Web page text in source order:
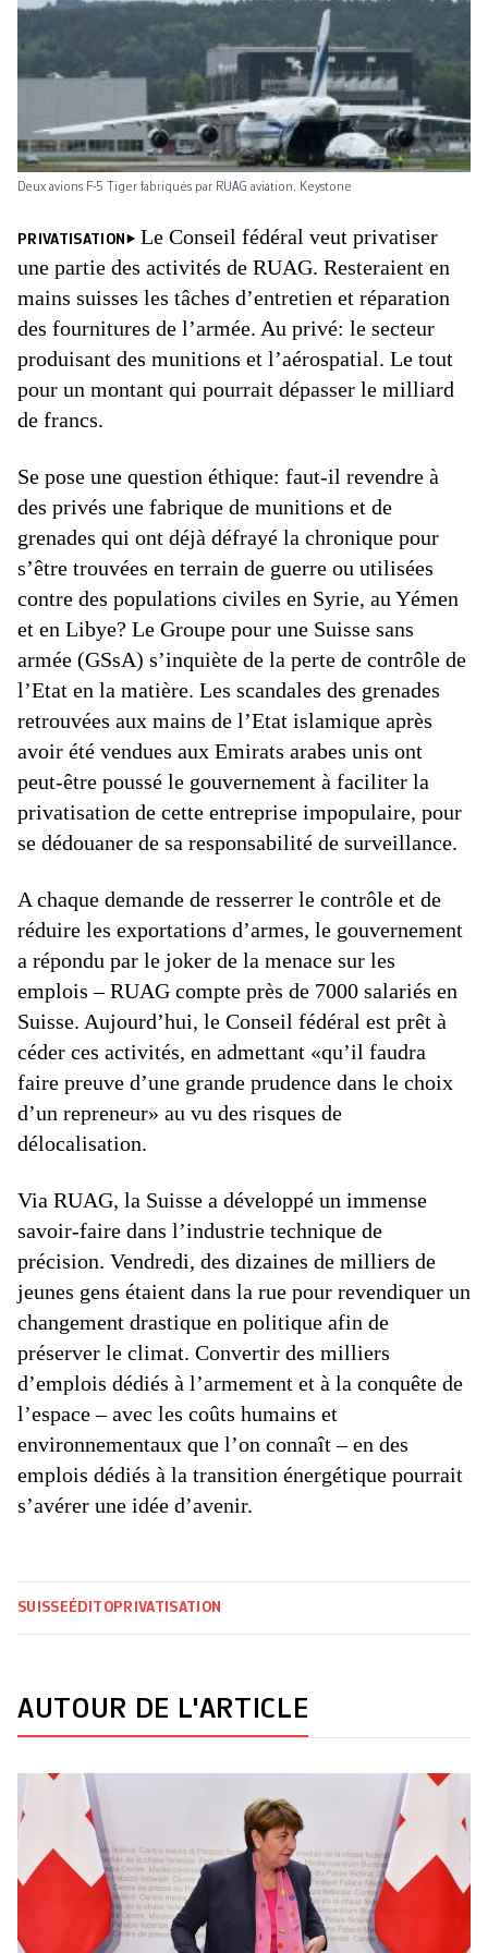
Deux avions F-5 Tiger fabriqués par RUAG aviation. Keystone
PRIVATISATION
Le Conseil fédéral veut privatiser
une partie des activités de RUAG. Resteraient en
mains suisses les tâches d’entretien et réparation
des fournitures de l’armée. Au privé: le secteur
produisant des munitions et l’aérospatial. Le tout
pour un montant qui pourrait dépasser le milliard
de francs.
Se pose une question éthique: faut-il revendre à
des privés une fabrique de munitions et de
grenades qui ont déjà défrayé la chronique pour
s’être trouvées en terrain de guerre ou utilisées
contre des populations civiles en Syrie, au Yémen
et en Libye? Le Groupe pour une Suisse sans
armée (GSsA) s’inquiète de la perte de contrôle de
l’Etat en la matière. Les scandales des grenades
retrouvées aux mains de l’Etat islamique après
avoir été vendues aux Emirats arabes unis ont
peut-être poussé le gouvernement à faciliter la
privatisation de cette entreprise impopulaire, pour
se dédouaner de sa responsabilité de surveillance.
A chaque demande de resserrer le contrôle et de
réduire les exportations d’armes, le gouvernement
a répondu par le joker de la menace sur les
emplois – RUAG compte près de 7000 salariés en
Suisse. Aujourd’hui, le Conseil fédéral est prêt à
céder ces activités, en admettant «qu’il faudra
faire preuve d’une grande prudence dans le choix
d’un repreneur» au vu des risques de
délocalisation.
Via RUAG, la Suisse a développé un immense
savoir-faire dans l’industrie technique de
précision. Vendredi, des dizaines de milliers de
jeunes gens étaient dans la rue pour revendiquer un
changement drastique en politique afin de
préserver le climat. Convertir des milliers
d’emplois dédiés à l’armement et à la conquête de
l’espace – avec les coûts humains et
environnementaux que l’on connaît – en des
emplois dédiés à la transition énergétique pourrait
s’avérer une idée d’avenir.
SUISSE ÉDITOPRIVATISATION
AUTOUR DE L'ARTICLE